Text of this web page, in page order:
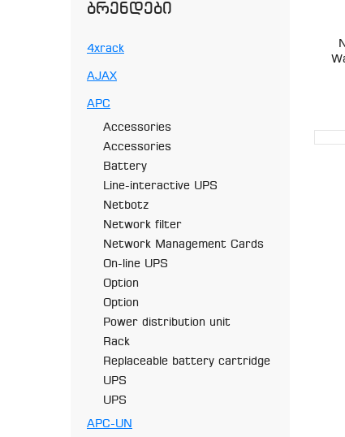
Ბრენდები
4xrack
AJAX
APC
Accessories
Accessories
Battery
Line-interactive UPS
Netbotz
Network filter
Network Management Cards
On-line UPS
Option
Option
Power distribution unit
Rack
Replaceable battery cartridge
UPS
UPS
APC-UN